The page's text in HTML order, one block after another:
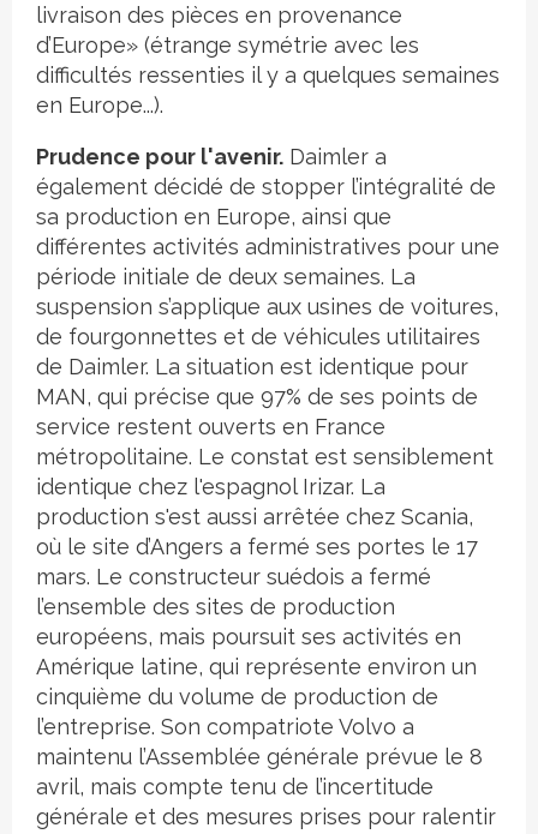
livraison des pièces en provenance
d’Europe» (étrange symétrie avec les
difficultés ressenties il y a quelques semaines
en Europe...).
Prudence pour l'avenir. Daimler a
également décidé de stopper l’intégralité de
sa production en Europe, ainsi que
différentes activités administratives pour une
période initiale de deux semaines. La
suspension s’applique aux usines de voitures,
de fourgonnettes et de véhicules utilitaires
de Daimler. La situation est identique pour
MAN, qui précise que 97% de ses points de
service restent ouverts en France
métropolitaine. Le constat est sensiblement
identique chez l'espagnol Irizar. La
production s'est aussi arrêtée chez Scania,
où le site d’Angers a fermé ses portes le 17
mars. Le constructeur suédois a fermé
l’ensemble des sites de production
européens, mais poursuit ses activités en
Amérique latine, qui représente environ un
cinquième du volume de production de
l’entreprise. Son compatriote Volvo a
maintenu l’Assemblée générale prévue le 8
avril, mais compte tenu de l’incertitude
générale et des mesures prises pour ralentir